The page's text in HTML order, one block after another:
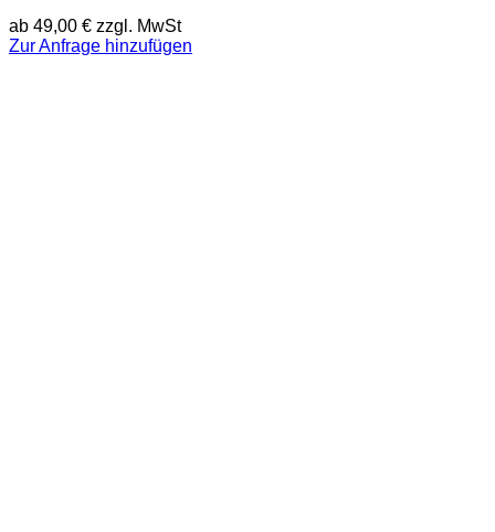
ab 49,00 € zzgl. MwSt
Zur Anfrage hinzufügen